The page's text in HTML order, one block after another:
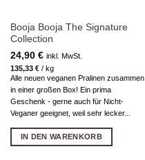
Booja Booja The Signature
Collection
24,90 € inkl. MwSt.
135,33 €/ kg
Alle neuen veganen Pralinen zusammen
in einer großen Box! Ein prima
Geschenk - gerne auch für Nicht-
Veganer geeignet, weil sehr lecker...
IN DEN WARENKORB